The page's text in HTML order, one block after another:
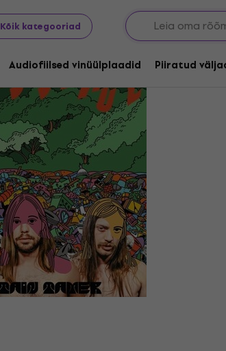
Kõik kategooriad
Audiofiilsed vinüülplaadid Piiratud